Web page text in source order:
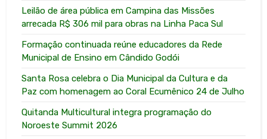
Leilão de área pública em Campina das Missões
arrecada R$ 306 mil para obras na Linha Paca Sul
Formação continuada reúne educadores da Rede
Municipal de Ensino em Cândido Godói
Santa Rosa celebra o Dia Municipal da Cultura e da
Paz com homenagem ao Coral Ecumênico 24 de Julho
Quitanda Multicultural integra programação do
Noroeste Summit 2026